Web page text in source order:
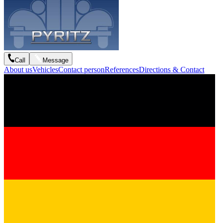
Call Message
About usVehiclesContact personReferencesDirections & Contact